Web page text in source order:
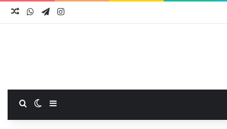
اینستاگرام
تلگرام واتس
سایدبارتغییر